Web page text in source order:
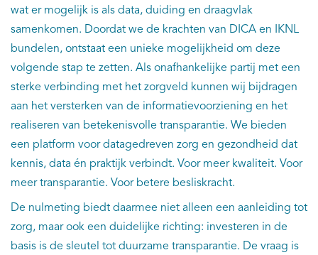
wat er mogelijk is als data, duiding en draagvlak
samenkomen. Doordat we de krachten van DICA en IKNL
bundelen, ontstaat een unieke mogelijkheid om deze
volgende stap te zetten. Als onafhankelijke partij met een
sterke verbinding met het zorgveld kunnen wij bijdragen
aan het versterken van de informatievoorziening en het
realiseren van betekenisvolle transparantie. We bieden
een platform voor datagedreven zorg en gezondheid dat
kennis, data én praktijk verbindt. Voor meer kwaliteit. Voor
meer transparantie. Voor betere besliskracht.
De nulmeting biedt daarmee niet alleen een aanleiding tot
zorg, maar ook een duidelijke richting: investeren in de
basis is de sleutel tot duurzame transparantie. De vraag is